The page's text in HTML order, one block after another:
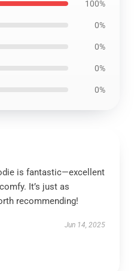
100%
0%
0%
0%
0%
is fantastic—excellent
It’s just as
recommending!
Jun 14, 2025